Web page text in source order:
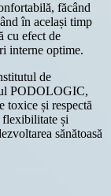
făcând
în același timp
cu efect de
interne optime.
de
PODOLOGIC,
toxice și respectă
flexibilitate și
sănătoasă